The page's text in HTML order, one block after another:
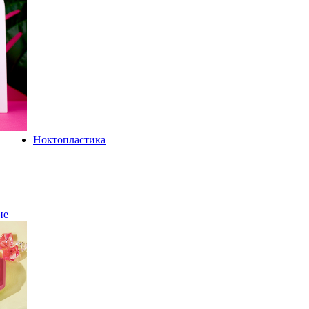
Ноктопластика